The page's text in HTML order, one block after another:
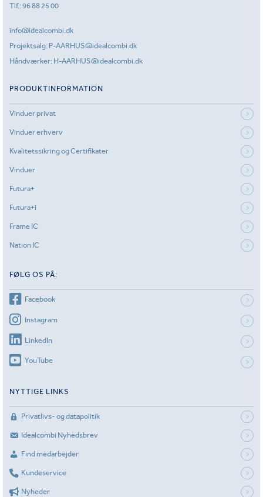
Tlf.:96 88 25 00
info@idealcombi.dk
Projektsalg: P-AARHUS@idealcombi.dk
Håndværker: H-AARHUS@idealcombi.dk
PRODUKTINFORMATION
Vinduer privat
Vinduer erhverv
Kvalitetssikring og Certifikater
Vinduer
Futura+
Futura+i
Frame IC
Nation IC
FØLG OS PÅ:
Facebook
Instagram
LinkedIn
YouTube
NYTTIGE LINKS
Privatlivs- og datapolitik
Idealcombi Nyhedsbrev
Find medarbejder
Kundeservice
Nyheder